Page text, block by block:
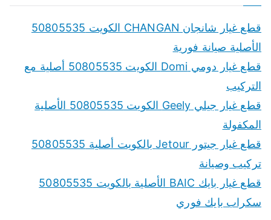
r
قطع غيار شانجان CHANGAN الكويت 50805535
الأصلية صيانة فورية
قطع غيار دومي Domi الكويت 50805535 أصلية مع
التركيب
قطع غيار جيلي Geely الكويت 50805535 الأصلية
المكفولة
قطع غيار جيتور Jetour بالكويت أصلية 50805535
تركيب وصيانة
قطع غيار بايك BAIC الأصلية بالكويت 50805535
سكراب بايك فوري